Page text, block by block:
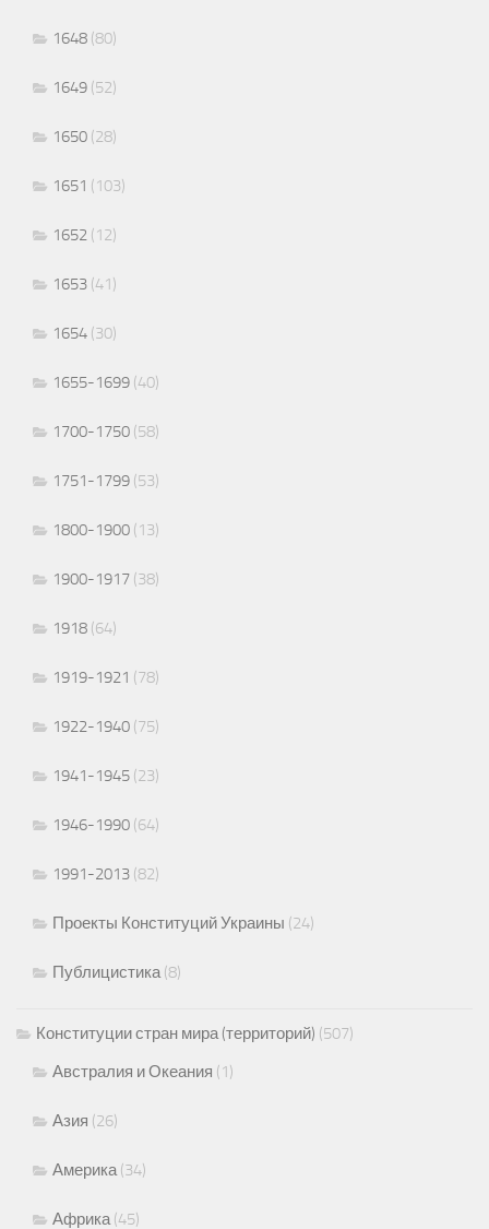
1648 (80)
1649 (52)
1650 (28)
1651 (103)
1652 (12)
1653 (41)
1654 (30)
1655-1699 (40)
1700-1750 (58)
1751-1799 (53)
1800-1900 (13)
1900-1917 (38)
1918 (64)
1919-1921 (78)
1922-1940 (75)
1941-1945 (23)
1946-1990 (64)
1991-2013 (82)
Проекты Конституций Украины (24)
Публицистика(8)
Конституции стран мира (территорий) (507)
Австралия и Океания (1)
Азия (26)
Америка(34)
Африка(45)